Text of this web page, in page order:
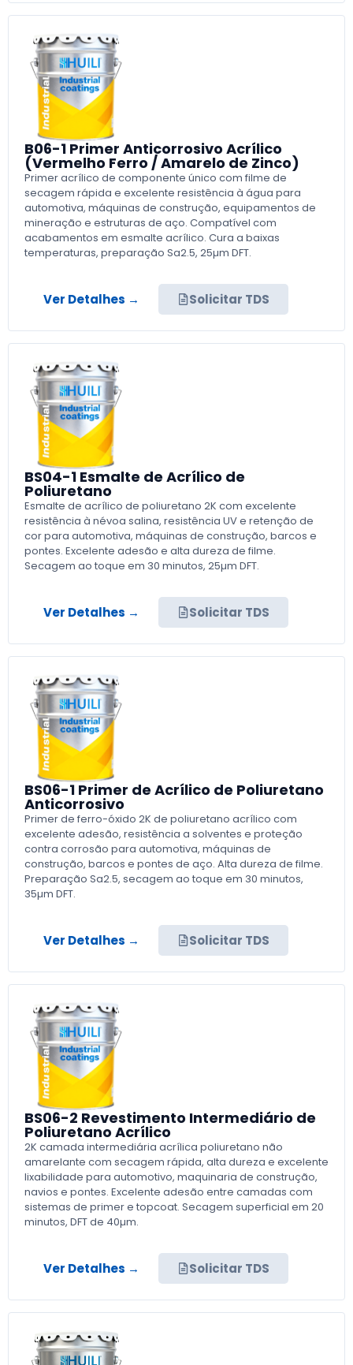
B06-1 Primer Anticorrosivo Acrílico
(Vermelho Ferro / Amarelo de Zinco)
Primer acrílico de componente único com filme de
secagem rápida e excelente resistência à água para
automotiva, máquinas de construção, equipamentos de
mineração e estruturas de aço. Compatível com
acabamentos em esmalte acrílico. Cura a baixas
temperaturas, preparação Sa2.5, 25µm DFT.
Ver Detalhes → Solicitar TDS
BS04-1 Esmalte de Acrílico de
Poliuretano
Esmalte de acrílico de poliuretano 2K com excelente
resistência à névoa salina, resistência UV e retenção de
cor para automotiva, máquinas de construção, barcos e
pontes. Excelente adesão e alta dureza de filme.
Secagem ao toque em 30 minutos, 25µm DFT.
Ver Detalhes → Solicitar TDS
BS06-1 Primer de Acrílico de Poliuretano
Anticorrosivo
Primer de ferro-óxido 2K de poliuretano acrílico com
excelente adesão, resistência a solventes e proteção
contra corrosão para automotiva, máquinas de
construção, barcos e pontes de aço. Alta dureza de filme.
Preparação Sa2.5, secagem ao toque em 30 minutos,
35µm DFT.
Ver Detalhes → Solicitar TDS
BS06-2 Revestimento Intermediário de
Poliuretano Acrílico
2K camada intermediária acrílica poliuretano não
amarelante com secagem rápida, alta dureza e excelente
lixabilidade para automotivo, maquinaria de construção,
navios e pontes. Excelente adesão entre camadas com
sistemas de primer e topcoat. Secagem superficial em 20
minutos, DFT de 40µm.
Ver Detalhes → Solicitar TDS